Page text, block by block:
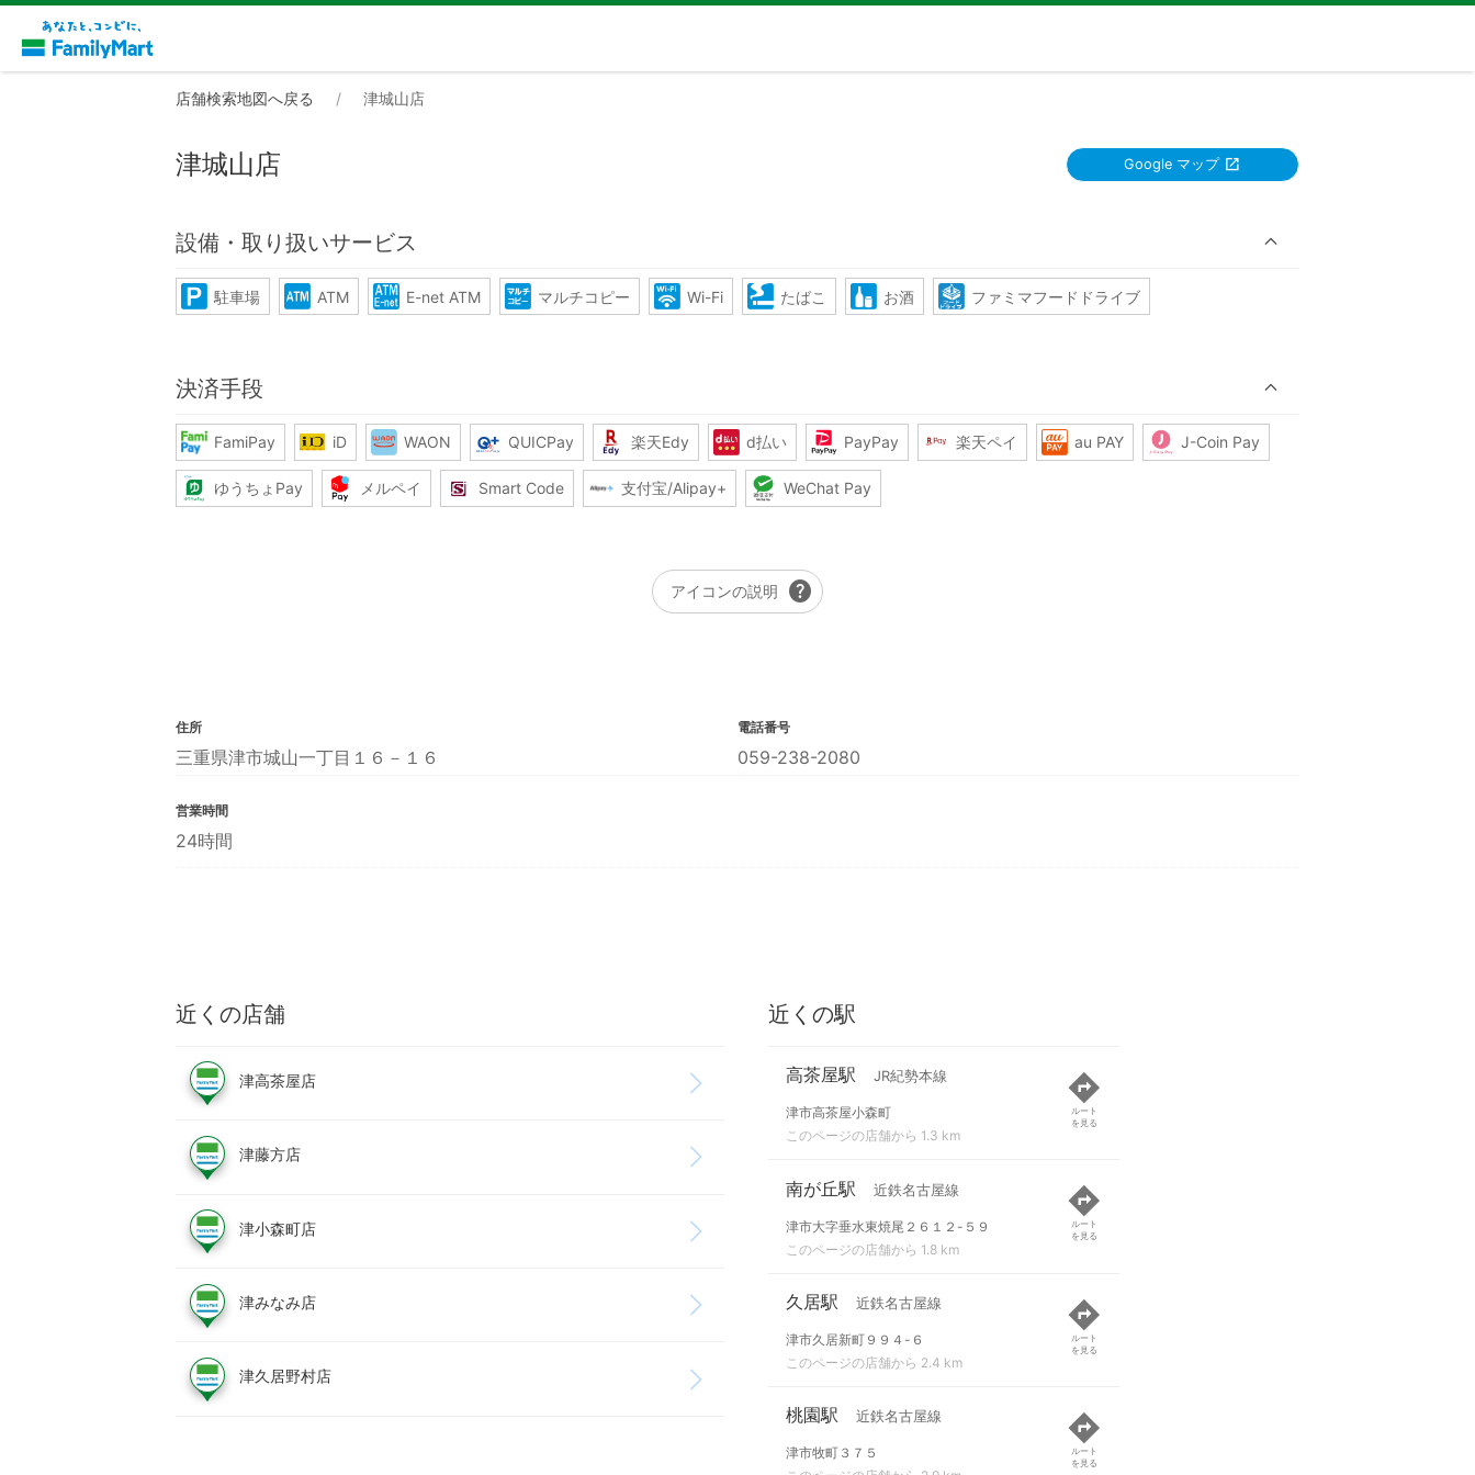
店舗検索地図へ戻る 津城山店
津城山店 Google マップ
設備・取り扱いサービス
駐車場 ATM E-net ATM マルチコピー Wi-Fi たばこ お酒 ファミマフードドライブ
決済手段
FamiPay iD WAON QUICPay 楽天Edy d払い PayPay 楽天ペイ au PAY J-Coin Pay
ゆうちょPay メルペイ Smart Code 支付宝/Alipay+ WeChat Pay
アイコンの説明 help
住所
三重県津市城山一丁目１６－１６
電話番号
059-238-2080
営業時間
24時間
近くの店舗
津高茶屋店
津藤方店
津小森町店
津みなみ店
津久居野村店
近くの駅
高茶屋駅 JR紀勢本線
津市高茶屋小森町
このページの店舗から 1.3 km
ルート
を見る
南が丘駅 近鉄名古屋線
津市大字垂水東焼尾２６１２-５９
このページの店舗から 1.8 km
ルート
を見る
久居駅 近鉄名古屋線
津市久居新町９９４-６
このページの店舗から 2.4 km
ルート
を見る
桃園駅 近鉄名古屋線
津市牧町３７５
ルート
を見る